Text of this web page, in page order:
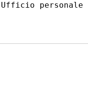
Ufficio personale